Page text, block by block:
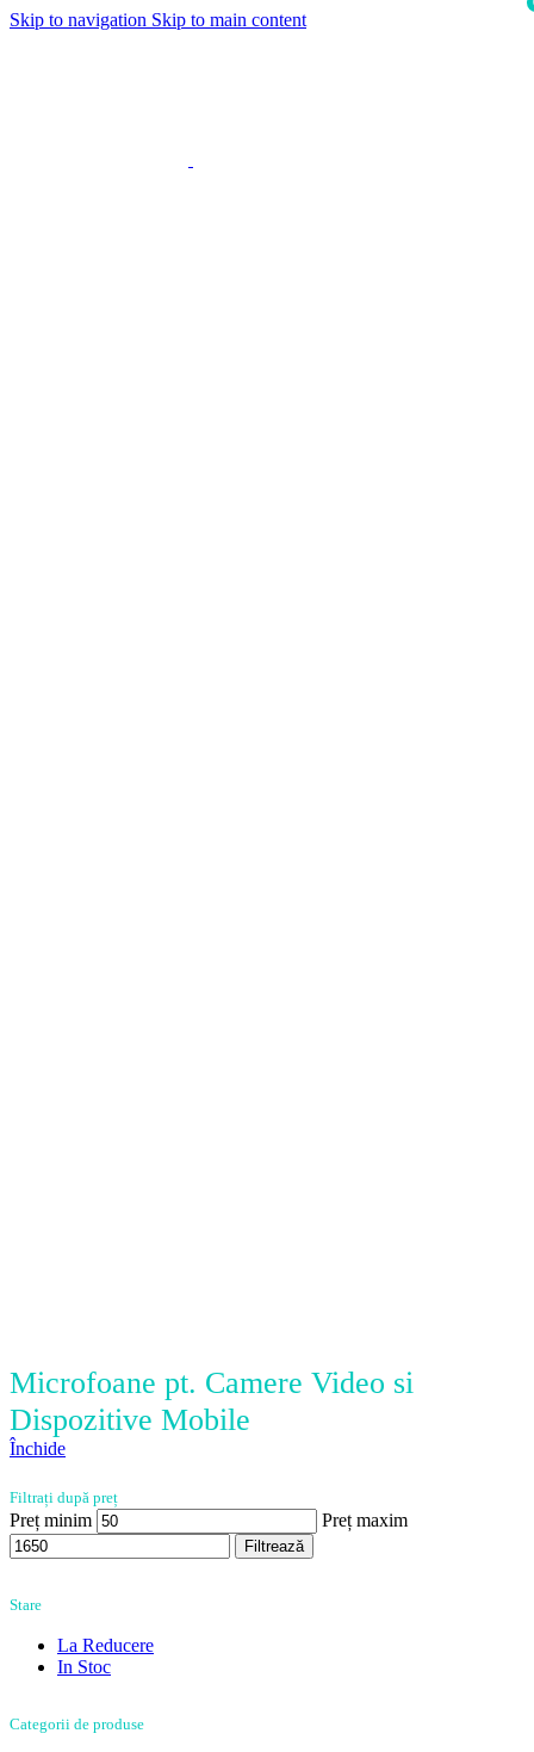
Skip to navigation Skip to main content
Microfoane pt. Camere Video si
Dispozitive Mobile
Închide
Filtrați după preț
Preț minim Preț maxim
Filtrează
Stare
La Reducere
In Stoc
Categorii de produse